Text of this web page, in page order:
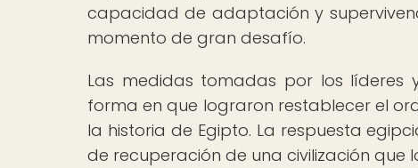
capacidad de adaptación y
momento de gran desafío.
Las medidas tomadas por los
forma en que lograron restablecer el
la historia de Egipto. La respuesta
de recuperación de una civilización que